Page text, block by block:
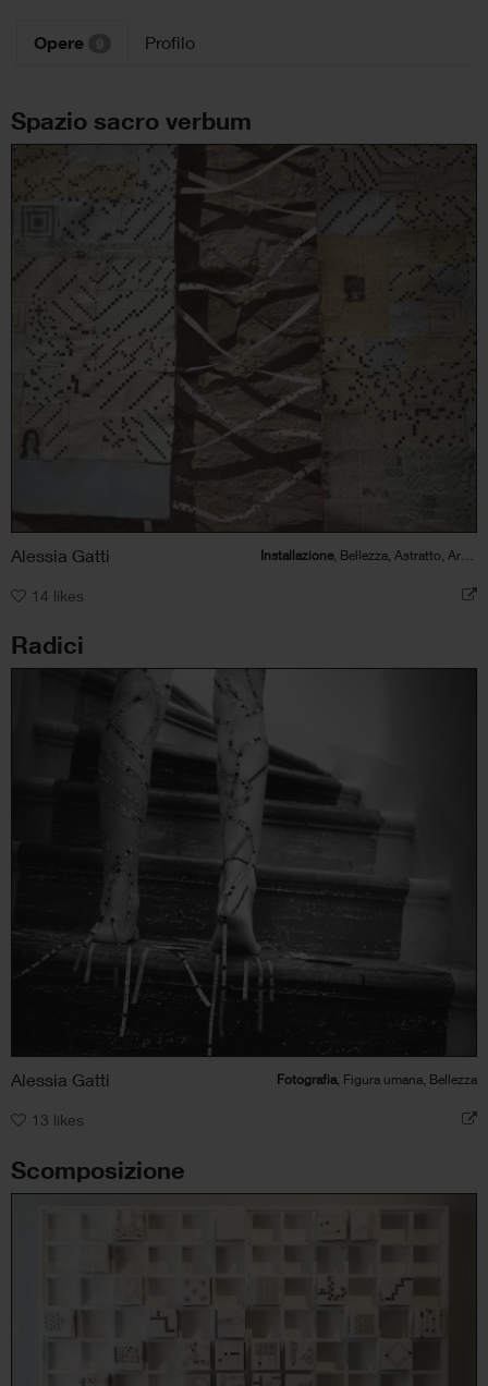
Opere Profilo
Spazio sacro verbum
Alessia Gatti Installazione, Bellezza, Astratto, Architettura
14 likes
Radici
Alessia Gatti Fotografia , Figura umana, Bellezza
13 likes
Scomposizione